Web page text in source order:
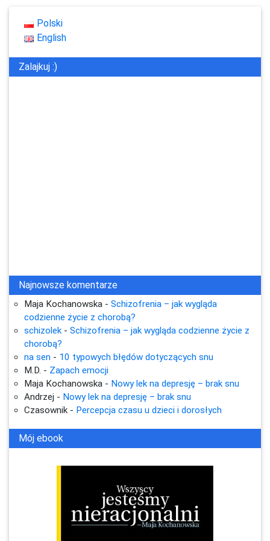
Polski
English
Zalajkuj :)
Najnowsze komentarze
Maja Kochanowska - Schizofrenia – jak wygląda
codzienne życie z chorobą?
schizolek - Schizofrenia – jak wygląda codzienne życie z
chorobą?
na sen - 10 typowych błędów dotyczących snu
M.D. - Zapach emocji
Maja Kochanowska - Nowy lek na depresję – brak snu
Andrzej - Nowy lek na depresję – brak snu
Czasownik - Percepcja czasu u dzieci i dorosłych
Mój ebook